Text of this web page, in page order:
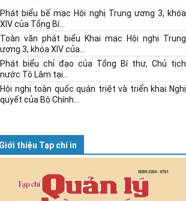
Phát biểu bế mạc Hội nghị Trung ương 3, khóa
XIV của Tổng Bí...
Toàn văn phát biểu Khai mạc Hội nghị Trung
ương 3, khóa XIV của...
Phát biểu chỉ đạo của Tổng Bí thư, Chủ tịch
nước Tô Lâm tại...
Hội nghị toàn quốc quán triệt và triển khai Nghị
quyết của Bộ Chính...
Giới thiệu Tạp chí in